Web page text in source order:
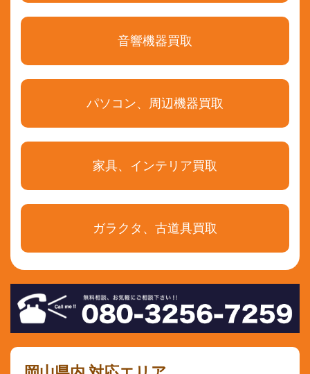
音響機器買取
パソコン、周辺機器買取
家具、インテリア買取
ガラクタ、古道具買取